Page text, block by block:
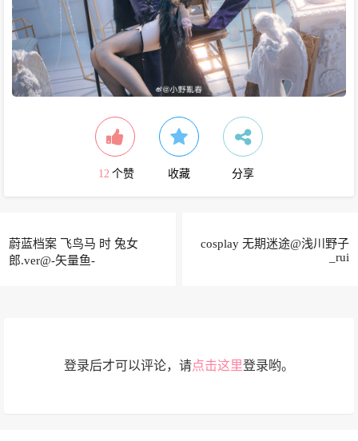
12 个赞 收藏 分享
蔚蓝档案 飞鸟马 时 兔女
郎.ver@-矢量鱼-
cosplay 无期迷途@浅川野子
_rui
登录后才可以评论，请点击这里登录哟。